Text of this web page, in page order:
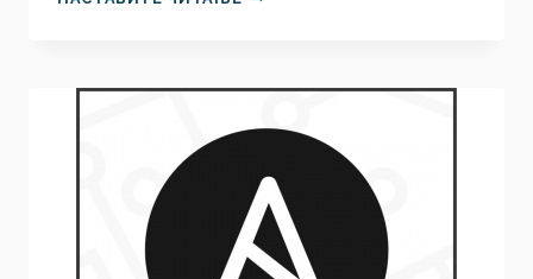
У
ПРУЖАЊА
УСЛУГА
КОРИСНИЦИМА